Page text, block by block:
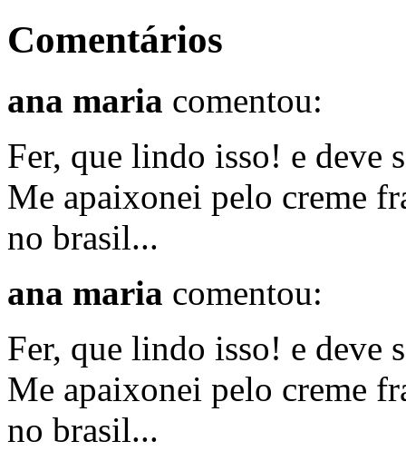
Comentários
ana maria comentou:
Fer, que lindo isso! e deve
Me apaixonei pelo creme
no brasil...
ana maria comentou:
Fer, que lindo isso! e deve
Me apaixonei pelo creme
no brasil...